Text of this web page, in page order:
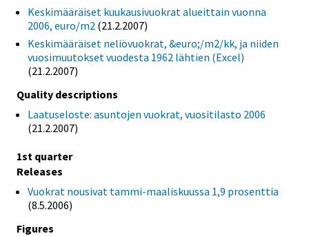
Keskimääräiset kuukausivuokrat alueittain vuonna
2006, euro/m2 (21.2.2007)
Keskimääräiset neliövuokrat, &euro;/m2/kk, ja niiden
vuosimuutokset vuodesta 1962 lähtien (Excel)
(21.2.2007)
Quality descriptions
Laatuseloste: asuntojen vuokrat, vuositilasto 2006
(21.2.2007)
1st quarter
Releases
Vuokrat nousivat tammi-maaliskuussa 1,9 prosenttia
(8.5.2006)
Figures